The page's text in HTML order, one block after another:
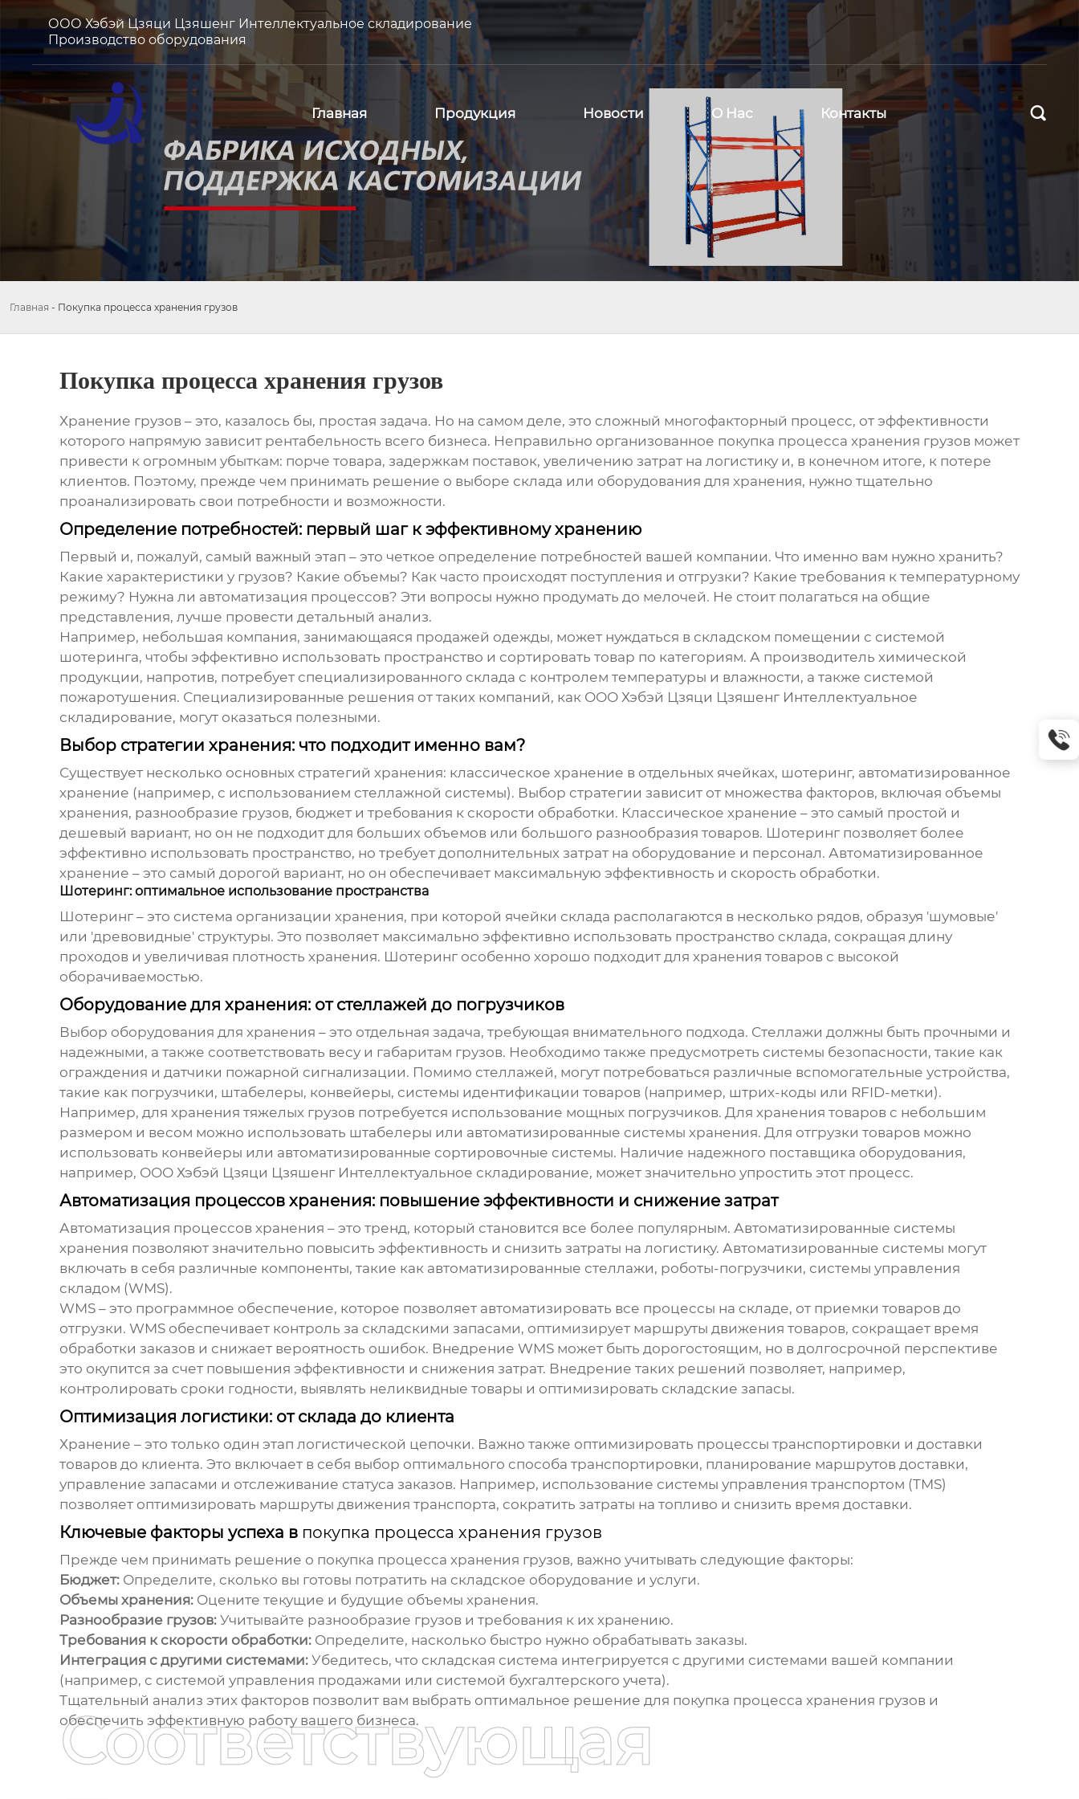
ООО Хэбэй Цзяци Цзяшенг Интеллектуальное складирование
Производство оборудования
Главная Продукция Новости О Нас Контакты 
Главная - Покупка процесса хранения грузов
Покупка процесса хранения грузов
Хранение грузов – это, казалось бы, простая задача. Но на самом деле, это сложный многофакторный процесс, от эффективности
которого напрямую зависит рентабельность всего бизнеса. Неправильно организованное покупка процесса хранения грузовможет
привести к огромным убыткам: порче товара, задержкам поставок, увеличению затрат на логистику и, в конечном итоге, к потере
клиентов. Поэтому, прежде чем принимать решение о выборе склада или оборудования для хранения, нужно тщательно
проанализировать свои потребности и возможности.
Определение потребностей: первый шаг к эффективному хранению
Первый и, пожалуй, самый важный этап – это четкое определение потребностей вашей компании. Что именно вам нужно хранить?
Какие характеристики у грузов? Какие объемы? Как часто происходят поступления и отгрузки? Какие требования к температурному
режиму? Нужна ли автоматизация процессов? Эти вопросы нужно продумать до мелочей. Не стоит полагаться на общие
представления, лучше провести детальный анализ.
Например, небольшая компания, занимающаяся продажей одежды, может нуждаться в складском помещении с системой
шотеринга, чтобы эффективно использовать пространство и сортировать товар по категориям. А производитель химической
продукции, напротив, потребует специализированного склада с контролем температуры и влажности, а также системой
пожаротушения. Специализированные решения от таких компаний, как ООО Хэбэй Цзяци Цзяшенг Интеллектуальное
складирование, могут оказаться полезными.
Выбор стратегии хранения: что подходит именно вам?
Существует несколько основных стратегий хранения: классическое хранение в отдельных ячейках, шотеринг, автоматизированное
хранение (например, с использованием стеллажной системы). Выбор стратегии зависит от множества факторов, включая объемы
хранения, разнообразие грузов, бюджет и требования к скорости обработки. Классическое хранение – это самый простой и
дешевый вариант, но он не подходит для больших объемов или большого разнообразия товаров. Шотеринг позволяет более
эффективно использовать пространство, но требует дополнительных затрат на оборудование и персонал. Автоматизированное
хранение – это самый дорогой вариант, но он обеспечивает максимальную эффективность и скорость обработки.
Шотеринг: оптимальное использование пространства
Шотеринг – это система организации хранения, при которой ячейки склада располагаются в несколько рядов, образуя 'шумовые'
или 'древовидные' структуры. Это позволяет максимально эффективно использовать пространство склада, сокращая длину
проходов и увеличивая плотность хранения. Шотеринг особенно хорошо подходит для хранения товаров с высокой
оборачиваемостью.
Оборудование для хранения: от стеллажей до погрузчиков
Выбор оборудования для хранения – это отдельная задача, требующая внимательного подхода. Стеллажи должны быть прочными и
надежными, а также соответствовать весу и габаритам грузов. Необходимо также предусмотреть системы безопасности, такие как
ограждения и датчики пожарной сигнализации. Помимо стеллажей, могут потребоваться различные вспомогательные устройства,
такие как погрузчики, штабелеры, конвейеры, системы идентификации товаров (например, штрих-коды или RFID-метки).
Например, для хранения тяжелых грузов потребуется использование мощных погрузчиков. Для хранения товаров с небольшим
размером и весом можно использовать штабелеры или автоматизированные системы хранения. Для отгрузки товаров можно
использовать конвейеры или автоматизированные сортировочные системы. Наличие надежного поставщика оборудования,
например, ООО Хэбэй Цзяци Цзяшенг Интеллектуальное складирование, может значительно упростить этот процесс.
Автоматизация процессов хранения: повышение эффективности и снижение затрат
Автоматизация процессов хранения – это тренд, который становится все более популярным. Автоматизированные системы
хранения позволяют значительно повысить эффективность и снизить затраты на логистику. Автоматизированные системы могут
включать в себя различные компоненты, такие как автоматизированные стеллажи, роботы-погрузчики, системы управления
складом (WMS).
WMS – это программное обеспечение, которое позволяет автоматизировать все процессы на складе, от приемки товаров до
отгрузки. WMS обеспечивает контроль за складскими запасами, оптимизирует маршруты движения товаров, сокращает время
обработки заказов и снижает вероятность ошибок. Внедрение WMS может быть дорогостоящим, но в долгосрочной перспективе
это окупится за счет повышения эффективности и снижения затрат. Внедрение таких решений позволяет, например,
контролировать сроки годности, выявлять неликвидные товары и оптимизировать складские запасы.
Оптимизация логистики: от склада до клиента
Хранение – это только один этап логистической цепочки. Важно также оптимизировать процессы транспортировки и доставки
товаров до клиента. Это включает в себя выбор оптимального способа транспортировки, планирование маршрутов доставки,
управление запасами и отслеживание статуса заказов. Например, использование системы управления транспортом (TMS)
позволяет оптимизировать маршруты движения транспорта, сократить затраты на топливо и снизить время доставки.
Ключевые факторы успеха в покупка процесса хранения грузов
Прежде чем принимать решение о покупка процесса хранения грузов, важно учитывать следующие факторы:
Бюджет:Определите, сколько вы готовы потратить на складское оборудование и услуги.
Объемы хранения:Оцените текущие и будущие объемы хранения.
Разнообразие грузов:Учитывайте разнообразие грузов и требования к их хранению.
Требования к скорости обработки:Определите, насколько быстро нужно обрабатывать заказы.
Интеграция с другими системами:Убедитесь, что складская система интегрируется с другими системами вашей компании
(например, с системой управления продажами или системой бухгалтерского учета).
Тщательный анализ этих факторов позволит вам выбрать оптимальное решение для покупка процесса хранения грузови
обеспечить эффективную работу вашего бизнеса.
Соответствующая